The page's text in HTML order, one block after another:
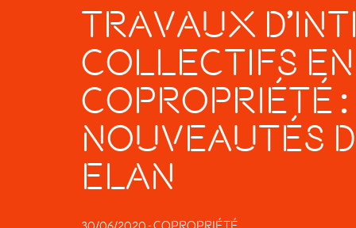
TRAVAUX
COLLECTIFS EN
COPROPRIÉTÉ
NOUVEAUTÉS
ELAN
30/06/2020 - Copropriété